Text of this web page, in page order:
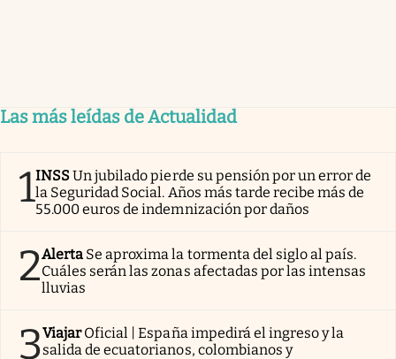
Las más leídas de Actualidad
1INSSUn jubilado pierde su pensión por un error de
la Seguridad Social. Años más tarde recibe más de
55.000 euros de indemnización por daños
2Alerta Se aproxima la tormenta del siglo al país.
Cuáles serán las zonas afectadas por las intensas
lluvias
3Viajar Oficial | España impedirá el ingreso y la
salida de ecuatorianos, colombianos y